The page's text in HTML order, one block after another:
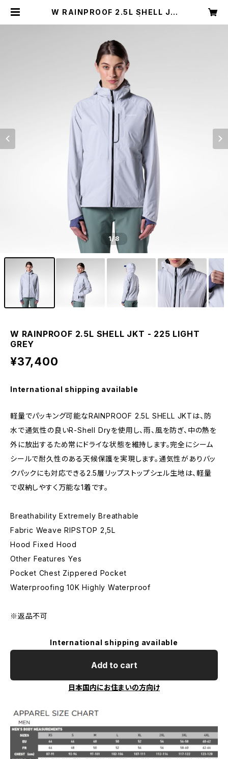
W RAINPROOF 2.5L SHELL JK
1/8
W RAINPROOF 2.5L SHELL JKT - 225 LIGHT
GREY
¥37,400
International shipping available
軽量でパッキング可能なRAINPROOF 2.5L SHELL JKTは、防
水で通気性の良いR-Shell Dryを使用し、雨、風を防ぎ、中の熱を
外に放出するため常にドライな状態を維持します。完全にシーム
シールで耐久性のある天候保護を実現します。通気性がありバッ
クパックにも対応できる2.5層リップストップシェル生地は、軽量
で収納しやすく万能な1着です。
Breathability Extremely Breathable
Fabric Weave RIPSTOP 2,5L
Hood Fixed Hood
Other Features Yes
Pocket Chest Zippered Pocket
Waterproofing 10K Highly Waterproof
※返品不可
International shipping available
Add to cart
日本国内にお住まいの方向け